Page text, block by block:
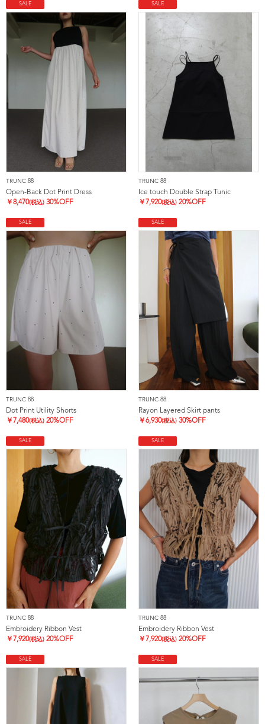
SALE
TRUNC 88
Open-Back Dot Print Dress
￥8,470(税込) 30%OFF
SALE
TRUNC 88
Ice touch Double Strap Tunic
￥ 7,920(税込) 20%OFF
SALE
TRUNC 88
Dot Print Utility Shorts
￥ 7,480(税込) 20%OFF
SALE
TRUNC 88
Rayon Layered Skirt pants
￥6,930(税込) 30%OFF
SALE
TRUNC 88
Embroidery Ribbon Vest
￥ 7,920(税込) 20%OFF
SALE
TRUNC 88
Embroidery Ribbon Vest
￥ 7,920(税込) 20%OFF
SALE SALE